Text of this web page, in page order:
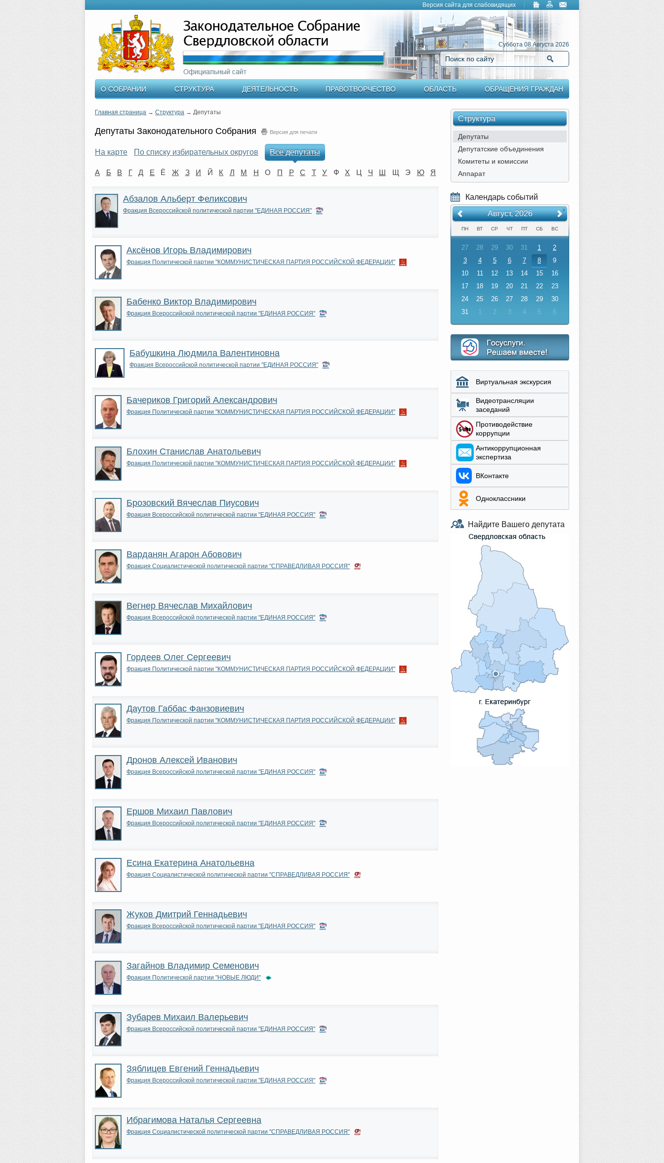
Версия сайта для слабовидящих
Суббота 08 Августа 2026
Поиск по сайту
О СОБРАНИИ СТРУКТУРА ДЕЯТЕЛЬНОСТЬ ПРАВОТВОРЧЕСТВО ОБЛАСТЬ ОБРАЩЕНИЯ ГРАЖДАН
Главная страница → Структура → Депутаты
Депутаты Законодательного Собрания Версия для печати
На карте По списку избирательных округов Все депутаты
А Б В Г Д Е Ё Ж З И Й К Л М Н О П Р С Т У Ф Х Ц Ч Ш Щ Э Ю Я
Абзалов Альберт Феликсович
Фракция Всероссийской политической партии "ЕДИНАЯ РОССИЯ"
Аксёнов Игорь Владимирович
Фракция Политической партии "КОММУНИСТИЧЕСКАЯ ПАРТИЯ РОССИЙСКОЙ ФЕДЕРАЦИИ"
Бабенко Виктор Владимирович
Фракция Всероссийской политической партии "ЕДИНАЯ РОССИЯ"
Бабушкина Людмила Валентиновна
Фракция Всероссийской политической партии "ЕДИНАЯ РОССИЯ"
Бачериков Григорий Александрович
Фракция Политической партии "КОММУНИСТИЧЕСКАЯ ПАРТИЯ РОССИЙСКОЙ ФЕДЕРАЦИИ"
Блохин Станислав Анатольевич
Фракция Политической партии "КОММУНИСТИЧЕСКАЯ ПАРТИЯ РОССИЙСКОЙ ФЕДЕРАЦИИ"
Брозовский Вячеслав Пиусович
Фракция Всероссийской политической партии "ЕДИНАЯ РОССИЯ"
Варданян Агарон Абовович
Фракция Социалистической политической партии "СПРАВЕДЛИВАЯ РОССИЯ"
Вегнер Вячеслав Михайлович
Фракция Всероссийской политической партии "ЕДИНАЯ РОССИЯ"
Гордеев Олег Сергеевич
Фракция Политической партии "КОММУНИСТИЧЕСКАЯ ПАРТИЯ РОССИЙСКОЙ ФЕДЕРАЦИИ"
Даутов Габбас Фанзовиевич
Фракция Политической партии "КОММУНИСТИЧЕСКАЯ ПАРТИЯ РОССИЙСКОЙ ФЕДЕРАЦИИ"
Дронов Алексей Иванович
Фракция Всероссийской политической партии "ЕДИНАЯ РОССИЯ"
Ершов Михаил Павлович
Фракция Всероссийской политической партии "ЕДИНАЯ РОССИЯ"
Есина Екатерина Анатольевна
Фракция Социалистической политической партии "СПРАВЕДЛИВАЯ РОССИЯ"
Жуков Дмитрий Геннадьевич
Фракция Всероссийской политической партии "ЕДИНАЯ РОССИЯ"
Загайнов Владимир Семенович
Фракция Политической партии "НОВЫЕ ЛЮДИ"
Зубарев Михаил Валерьевич
Фракция Всероссийской политической партии "ЕДИНАЯ РОССИЯ"
Зяблицев Евгений Геннадьевич
Фракция Всероссийской политической партии "ЕДИНАЯ РОССИЯ"
Ибрагимова Наталья Сергеевна
Фракция Социалистической политической партии "СПРАВЕДЛИВАЯ РОССИЯ"
Структура
Депутаты
Депутатские объединения
Комитеты и комиссии
Аппарат
Календарь событий
Август, 2026 »
ПН ВТ СР ЧТ ПТ СБ ВС
27 28 29 30 31 1
2
3
4 5 6 7 8
9
10
11 12 13 14 15
16
17
18 19 20 21 22
23
24
25 26 27 28 29
30
31
1 2 3 4 5 6
Виртуальная экскурсия
Видеотрансляции
заседаний
Противодействие
коррупции
Aнтикоррупционная
экспертиза
ВКонтакте
Одноклассники
Найдите Вашего депутата